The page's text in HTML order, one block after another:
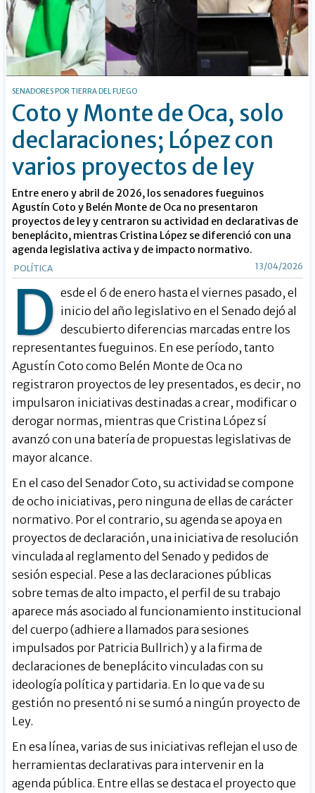
SENADORES POR TIERRA DEL FUEGO
Coto y Monte de Oca, solo
declaraciones; López con
varios proyectos de ley
Entre enero y abril de 2026, los senadores fueguinos
Agustín Coto y Belén Monte de Oca no presentaron
proyectos de ley y centraron su actividad en declarativas de
beneplácito, mientras Cristina López se diferenció con una
agenda legislativa activa y de impacto normativo.
POLÍTICA 13/04/2026
D esde el 6 de enero hasta el viernes pasado, el
inicio del año legislativo en el Senado dejó al
descubierto diferencias marcadas entre los
representantes fueguinos. En ese período, tanto
Agustín Coto como Belén Monte de Oca no
registraron proyectos de ley presentados, es decir, no
impulsaron iniciativas destinadas a crear, modificar o
derogar normas, mientras que Cristina López sí
avanzó con una batería de propuestas legislativas de
mayor alcance.
En el caso del Senador Coto, su actividad se compone
de ocho iniciativas, pero ninguna de ellas de carácter
normativo. Por el contrario, su agenda se apoya en
proyectos de declaración, una iniciativa de resolución
vinculada al reglamento del Senado y pedidos de
sesión especial. Pese a las declaraciones públicas
sobre temas de alto impacto, el perfil de su trabajo
aparece más asociado al funcionamiento institucional
del cuerpo (adhiere a llamados para sesiones
impulsados por Patricia Bullrich) y a la firma de
declaraciones de beneplácito vinculadas con su
ideología política y partidaria. En lo que va de su
gestión no presentó ni se sumó a ningún proyecto de
Ley.
En esa línea, varias de sus iniciativas reflejan el uso de
herramientas declarativas para intervenir en la
agenda pública. Entre ellas se destaca el proyecto que